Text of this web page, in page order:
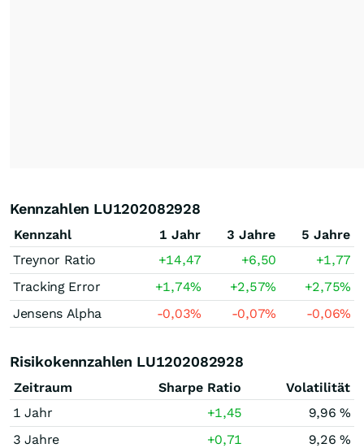
Kennzahlen LU1202082928
Kennzahl 1 Jahr 3 Jahre
5 Jahre
Treynor Ratio
+14,47 +6,50
+1,77
Tracking Error
+1,74% +2,57% +2,75%
Jensens Alpha
-0,03% -0,07% -0,06%
Risikokennzahlen LU1202082928
Zeitraum Sharpe Ratio
Volatilität
1 Jahr
+1,45
9,96 %
3 Jahre
+0,71
9,26 %